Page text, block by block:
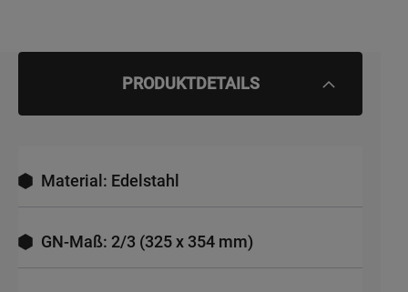
PRODUKTDETAILS
Material: Edelstahl
GN-Maß: 2/3 (325 x 354 mm)